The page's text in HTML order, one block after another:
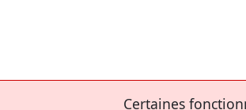
Certaines